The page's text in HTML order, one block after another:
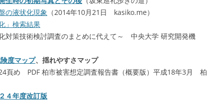
の液状化現象 （2014年10月21日 kasiko.me）
」検索結果
対策技術検討調査のまとめに代えて～ 中央大学 研究開発機
度マップ、揺れやすさマップ
24頁め PDF 柏市被害想定調査報告書（概要版）平成18年3月 柏
４年度改訂版